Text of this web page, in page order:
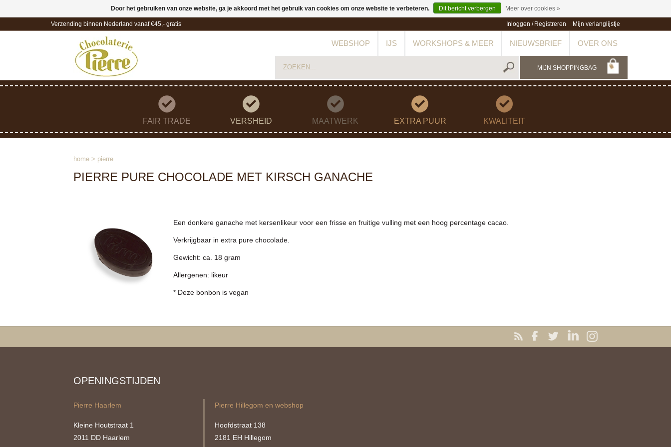
Verzending binnen Nederland vanaf €45,- gratis Inloggen / Registreren Mijn verlanglijstje
WEBSHOP IJS WORKSHOPS & MEER NIEUWSBRIEF OVER ONS
MIJN SHOPPINGBAG
FAIR TRADE VERSHEID MAATWERK EXTRA PUUR KWALITEIT
home > pierre
PIERRE PURE CHOCOLADE MET KIRSCH GANACHE
Een donkere ganache met kersenlikeur voor een frisse en fruitige vulling met een hoog percentage cacao.
Verkrijgbaar in extra pure chocolade.
Gewicht: ca. 18 gram
Allergenen: likeur
* Deze bonbon is vegan
OPENINGSTIJDEN
Pierre Haarlem
Kleine Houtstraat 1
2011 DD Haarlem
Pierre Hillegom en webshop
Hoofdstraat 138
2181 EH Hillegom
Door het gebruiken van onze website, ga je akkoord met het gebruik van cookies om onze website te verbeteren. Dit bericht verbergen Meer over cookies »